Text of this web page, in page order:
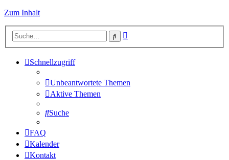
Zum Inhalt
Suche
Schnellzugriff
Unbeantwortete Themen
Aktive Themen
Suche
FAQ
Kalender
Kontakt